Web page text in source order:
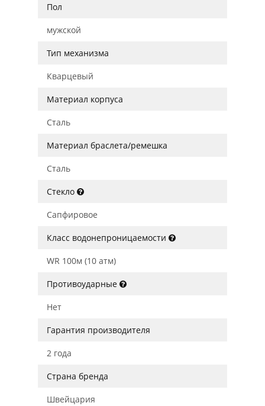
Пол
мужской
Тип механизма
Кварцевый
Материал корпуса
Сталь
Материал браслета/ремешка
Сталь
Стекло
Сапфировое
Класс водонепроницаемости
WR 100м (10 атм)
Противоударные
Нет
Гарантия производителя
2 года
Страна бренда
Швейцария